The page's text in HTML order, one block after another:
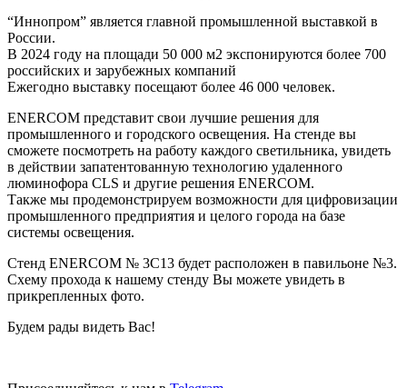
“Иннопром” является главной промышленной выставкой в
России.
В 2024 году на площади 50 000 м2 экспонируются более 700
российских и зарубежных компаний
Ежегодно выставку посещают более 46 000 человек.
ENERCOM представит свои лучшие решения для
промышленного и городского освещения. На стенде вы
сможете посмотреть на работу каждого светильника, увидеть
в действии запатентованную технологию удаленного
люминофора CLS и другие решения ENERCOM.
Также мы продемонстрируем возможности для цифровизации
промышленного предприятия и целого города на базе
системы освещения.
Стенд ENERCOM № 3С13 будет расположен в павильоне №3.
Схему прохода к нашему стенду Вы можете увидеть в
прикрепленных фото.
Будем рады видеть Вас!